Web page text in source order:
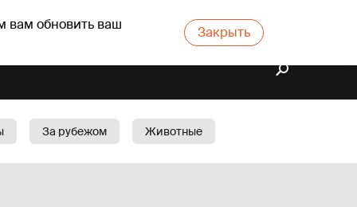
вам обновить ваш
Закрыть
За рубежом
Животные